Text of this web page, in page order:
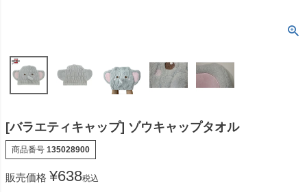
[バラエティキャップ] ゾウキャップタオル
商品番号 135028900
販売価格 ¥638税込